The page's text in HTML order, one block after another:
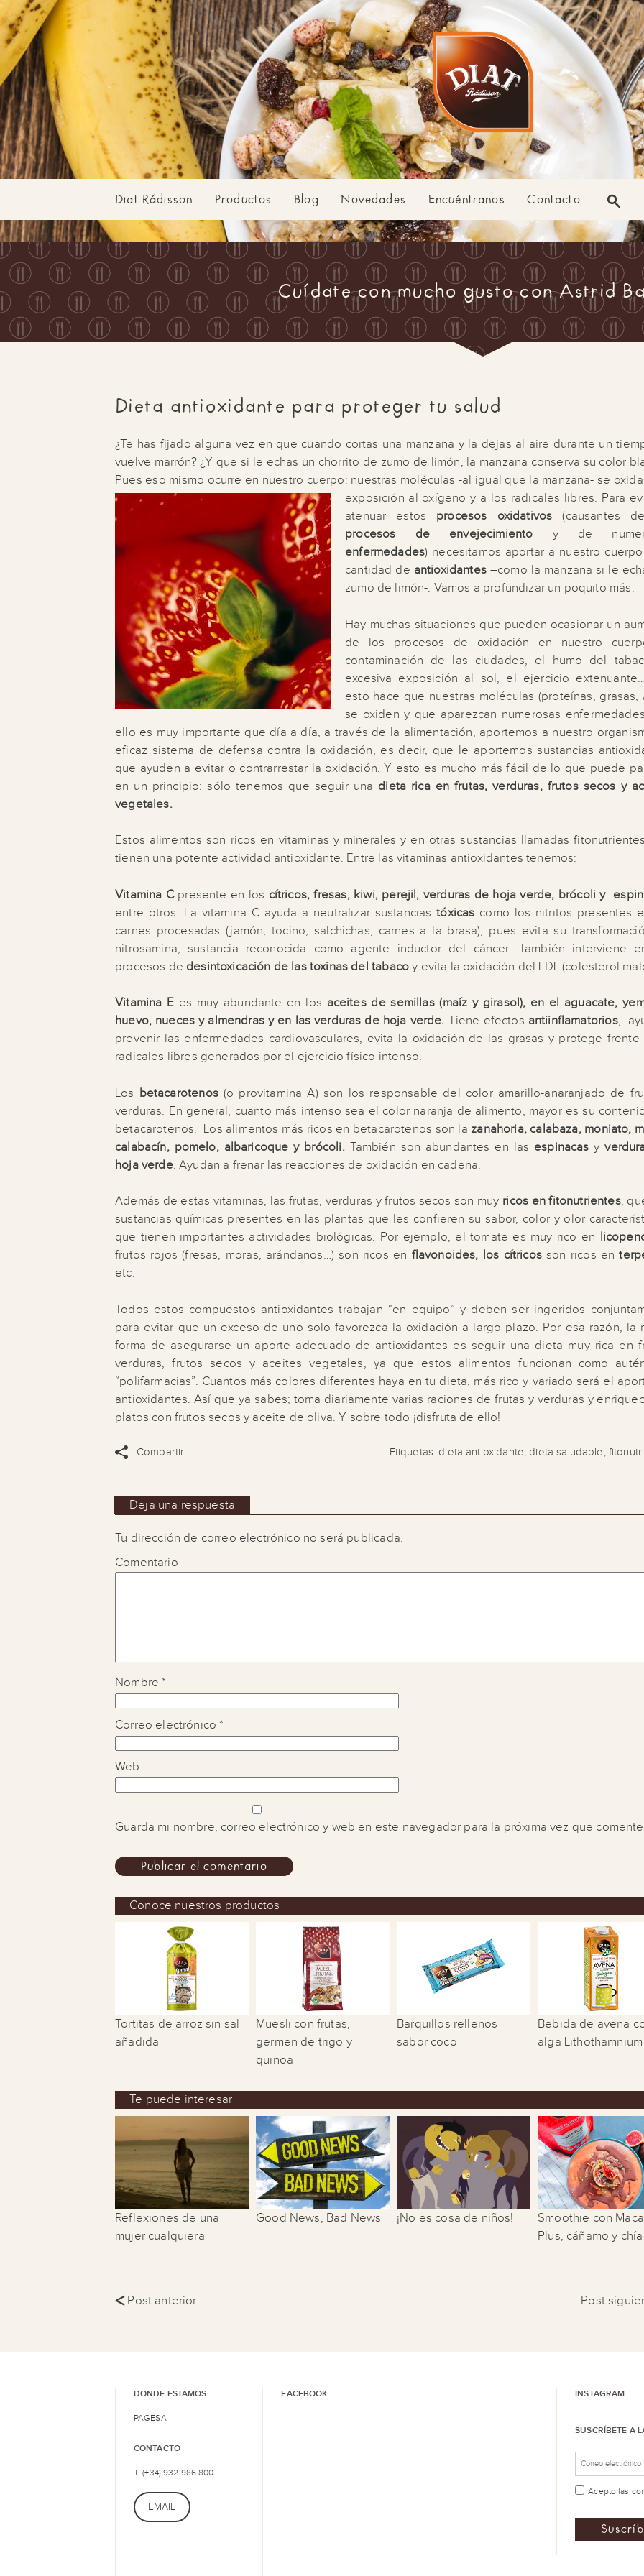
Diat Rádisson Productos Blog Novedades Encuéntranos Contacto
Cuídate con mucho gusto con Astrid
Dieta antioxidante para proteger tu salud
¿Te has fijado alguna vez en que cuando cortas una manzana y la dejas al aire durante un
vuelve marrón? ¿Y que si le echas un chorrito de zumo de limón, la manzana conserva su color
Pues eso mismo ocurre en nuestro cuerpo: nuestras moléculas -al igual que la manzana- se
exposición al oxígeno y a los radicales libres. Para
atenuar estos procesos oxidativos (causantes
procesos de envejecimiento y de
enfermedades) necesitamos aportar a nuestro
cantidad de antioxidantes–como la manzana si le
zumo de limón-. Vamos a profundizar un poquito más:
Hay muchas situaciones que pueden ocasionar un
de los procesos de oxidación en nuestro
contaminación de las ciudades, el humo del
excesiva exposición al sol, el ejercicio
esto hace que nuestras moléculas (proteínas, grasas,
se oxiden y que aparezcan numerosas
ello es muy importante que día a día, a través de la alimentación, aportemos a nuestro
eficaz sistema de defensa contra la oxidación, es decir, que le aportemos sustancias
que ayuden a evitar o contrarrestar la oxidación. Y esto es mucho más fácil de lo que puede
en un principio: sólo tenemos que seguir una dieta rica en frutas, verduras, frutos secos y
vegetales.
Estos alimentos son ricos en vitaminas y minerales y en otras sustancias llamadas
tienen una potente actividad antioxidante. Entre las vitaminas antioxidantes tenemos:
Vitamina Cpresente en los cítricos, fresas, kiwi, perejil, verduras de hoja verde, brócoli y
entre otros. La vitamina C ayuda a neutralizar sustanciastóxicas como los nitritos presentes
carnes procesadas (jamón, tocino, salchichas, carnes a la brasa), pues evita su
nitrosamina, sustancia reconocida como agente inductor del cáncer. También interviene
procesos de desintoxicación de las toxinas del tabaco y evita la oxidación del LDL (colesterol
Vitamina E es muy abundante en los aceites de semillas (maíz y girasol), en el aguacate,
huevo, nueces y almendras y en las verduras de hoja verde. Tiene efectos antiinflamatorios,
prevenir las enfermedades cardiovasculares, evita la oxidación de las grasas y protege frente
radicales libres generados por el ejercicio físico intenso.
Los betacarotenos(o provitamina A) son los responsable del color amarillo-anaranjado de
verduras. En general, cuanto más intenso sea el color naranja de alimento, mayor es su
betacarotenos. Los alimentos más ricos en betacarotenos son la zanahoria, calabaza, moniato,
calabacín, pomelo, albaricoque y brócoli.También son abundantes en las espinacas y
hoja verde. Ayudan a frenar las reacciones de oxidación en cadena.
Además de estas vitaminas, las frutas, verduras y frutos secos son muy ricos en fitonutrientes,
sustancias químicas presentes en las plantas que les confieren su sabor, color y olor
que tienen importantes actividades biológicas. Por ejemplo, el tomate es muy rico en
frutos rojos (fresas, moras, arándanos…) son ricos en flavonoides, los cítricos son ricos en
etc.
Todos estos compuestos antioxidantes trabajan “en equipo” y deben ser ingeridos
para evitar que un exceso de uno solo favorezca la oxidación a largo plazo. Por esa razón, la
forma de asegurarse un aporte adecuado de antioxidantes es seguir una dieta muy rica en
verduras, frutos secos y aceites vegetales, ya que estos alimentos funcionan como
“polifarmacias”. Cuantos más colores diferentes haya en tu dieta, más rico y variado será el
antioxidantes. Así que ya sabes; toma diariamente varias raciones de frutas y verduras y
platos con frutos secos y aceite de oliva. Y sobre todo ¡disfruta de ello!
Compartir Etiquetas: dieta antioxidante, dieta saludable,
Deja una respuesta
Tu dirección de correo electrónico no será publicada.
Comentario
Nombre*
Correo electrónico*
Web
Guarda mi nombre, correo electrónico y web en este navegador para la próxima vez que
Conoce nuestros productos
Tortitas de arroz sin sal
añadida
Muesli con frutas,
germen de trigo y
quinoa
Barquillos rellenos
sabor coco
Bebida de avena
alga Lithothamnium
Te puede interesar
Reflexiones de una
mujer cualquiera
Good News, Bad News ¡No es cosa de niños!
Smoothie con Maca
Plus, cáñamo y chía
<Post anterior Post
DONDE ESTAMOS
PAGESA
CONTACTO
T. (+34) 932 986 800
EMAIL
FACEBOOK INSTAGRAM
SUSCRÍBETE A
Acepto las